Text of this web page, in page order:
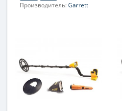
Производитель:Garrett